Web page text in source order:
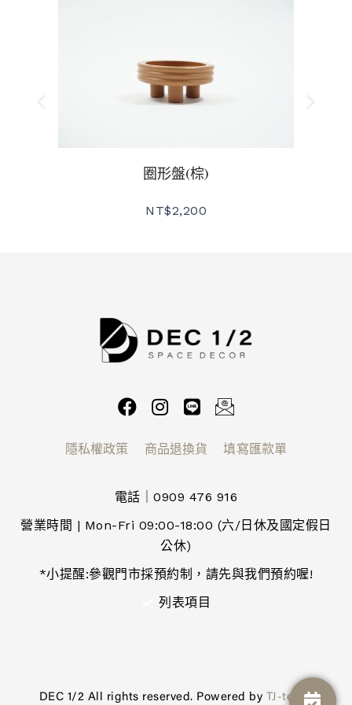
圈形盤(棕)
NT$2,200
隱私權政策 商品退換貨 填寫匯款單
電話｜0909 476 916
營業時間 | Mon-Fri 09:00-18:00 (六/日休及國定假日
公休)
*小提醒:參觀門市採預約制，請先與我們預約喔!
列表項目
DEC 1/2 All rights reserved. Powered by TJ-tech.